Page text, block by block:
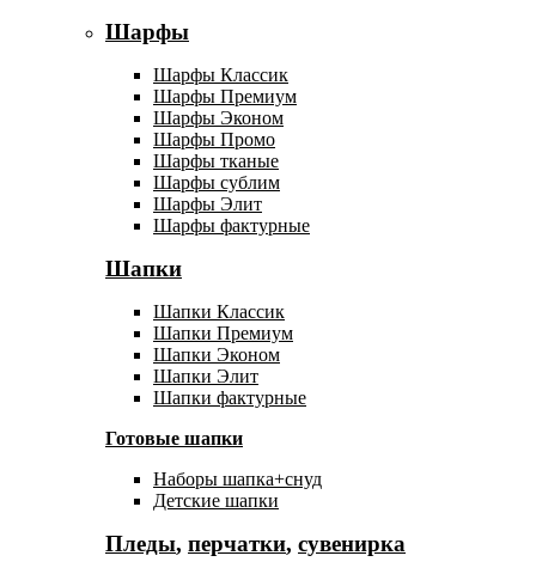
Шарфы
Шарфы Классик
Шарфы Премиум
Шарфы Эконом
Шарфы Промо
Шарфы тканые
Шарфы сублим
Шарфы Элит
Шарфы фактурные
Шапки
Шапки Классик
Шапки Премиум
Шапки Эконом
Шапки Элит
Шапки фактурные
Готовые шапки
Наборы шапка+снуд
Детские шапки
Пледы, перчатки, сувенирка